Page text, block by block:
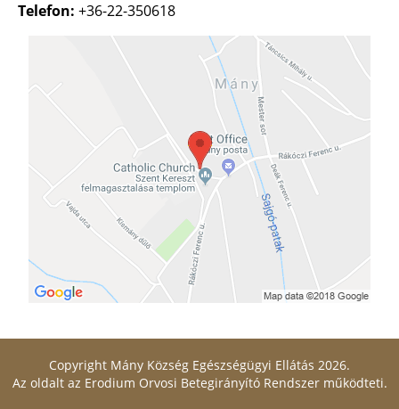
Telefon: +36-22-350618
Copyright Mány Község Egészségügyi Ellátás 2026.
Az oldalt az Erodium Orvosi Betegirányító Rendszerműködteti.